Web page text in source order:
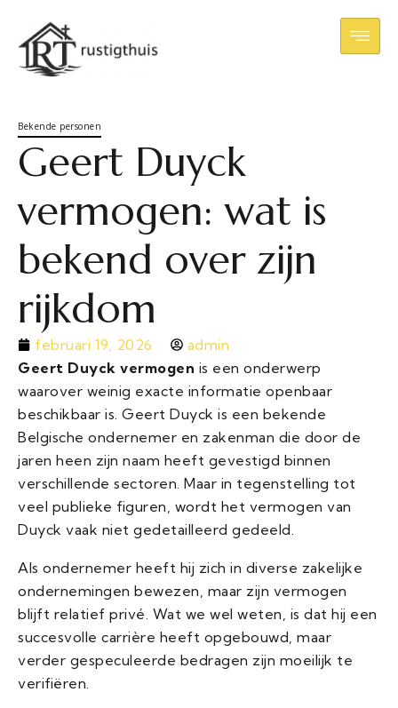
Bekende personen
Geert Duyck
vermogen: wat is
bekend over zijn
rijkdom
februari 19, 2026
admin
Geert Duyck vermogen is een onderwerp
waarover weinig exacte informatie openbaar
beschikbaar is. Geert Duyck is een bekende
Belgische ondernemer en zakenman die door de
jaren heen zijn naam heeft gevestigd binnen
verschillende sectoren. Maar in tegenstelling tot
veel publieke figuren, wordt het vermogen van
Duyck vaak niet gedetailleerd gedeeld.
Als ondernemer heeft hij zich in diverse zakelijke
ondernemingen bewezen, maar zijn vermogen
blijft relatief privé. Wat we wel weten, is dat hij een
succesvolle carrière heeft opgebouwd, maar
verder gespeculeerde bedragen zijn moeilijk te
verifiëren.